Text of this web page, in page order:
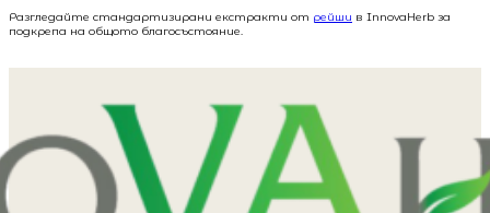
Разгледайте стандартизирани екстракти от рейши в InnovaHerb за
подкрепа на общото благосъстояние.